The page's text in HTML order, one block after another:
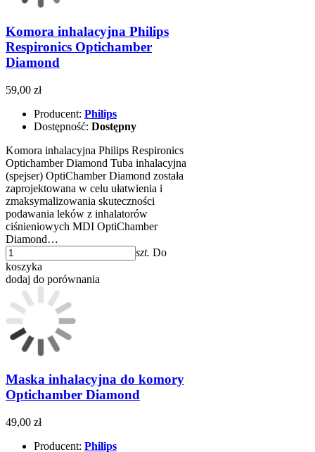
Komora inhalacyjna Philips
Respironics Optichamber
Diamond
59,00 zł
Producent: Philips
Dostępność: Dostępny
Komora inhalacyjna Philips Respironics
Optichamber Diamond Tuba inhalacyjna
(spejser) OptiChamber Diamond została
zaprojektowana w celu ułatwienia i
zmaksymalizowania skuteczności
podawania leków z inhalatorów
ciśnieniowych MDI OptiChamber
Diamond…
szt. Do
koszyka
dodaj do porównania
Maska inhalacyjna do komory
Optichamber Diamond
49,00 zł
Producent: Philips